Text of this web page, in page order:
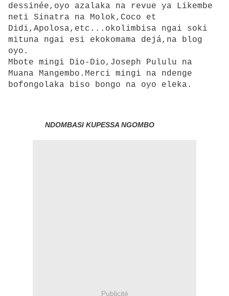
dessinée,oyo azalaka na revue ya Likembe
neti Sinatra na Molok,Coco et
Didi,Apolosa,etc...okolimbisa ngai soki
mituna ngai esi ekokomama dejá,na blog
oyo.
Mbote mingi Dio-Dio,Joseph Pululu na
Muana Mangembo.Merci mingi na ndenge
bofongolaka biso bongo na oyo eleka.
NDOMBASI KUPESSA NGOMBO
Publicité